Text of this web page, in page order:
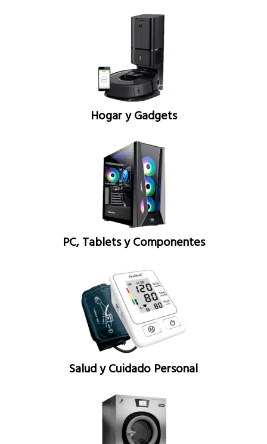
Hogar y Gadgets
PC, Tablets y Componentes
Salud y Cuidado Personal